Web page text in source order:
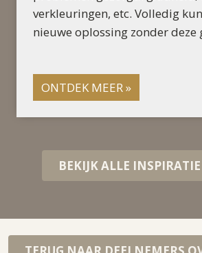
verkleuringen, etc. Volledig
nieuwe oplossing zonder deze
ONTDEK MEER »
BEKIJK ALLE